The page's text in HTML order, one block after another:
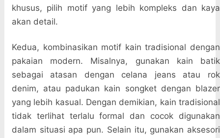
khusus, pilih motif yang lebih kompleks dan kaya
akan detail.
Kedua, kombinasikan motif kain tradisional dengan
pakaian modern. Misalnya, gunakan kain batik
sebagai atasan dengan celana jeans atau rok
denim, atau padukan kain songket dengan blazer
yang lebih kasual. Dengan demikian, kain tradisional
tidak terlihat terlalu formal dan cocok digunakan
dalam situasi apa pun. Selain itu, gunakan aksesori